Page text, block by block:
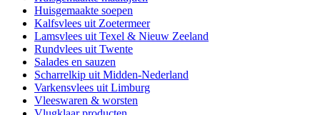
Huisgemaakte soepen
Kalfsvlees uit Zoetermeer
Lamsvlees uit Texel & Nieuw Zeeland
Rundvlees uit Twente
Salades en sauzen
Scharrelkip uit Midden-Nederland
Varkensvlees uit Limburg
Vleeswaren & worsten